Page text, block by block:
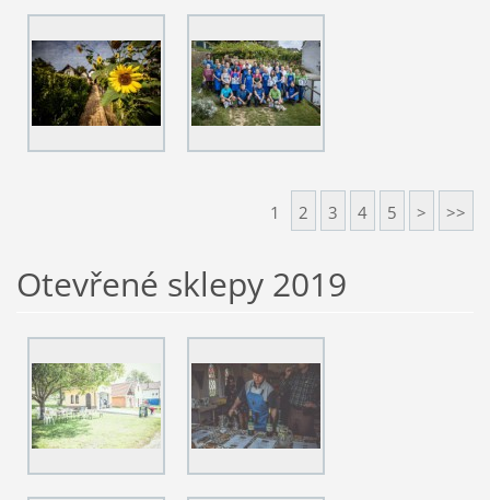
1 2 3 4 5 > >>
Otevřené sklepy 2019